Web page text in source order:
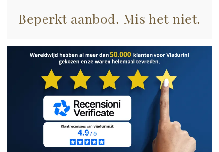
Beperkt aanbod. Mis het niet.